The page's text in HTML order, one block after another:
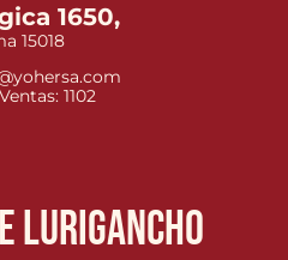
1650,
15018
1102
Lurigancho